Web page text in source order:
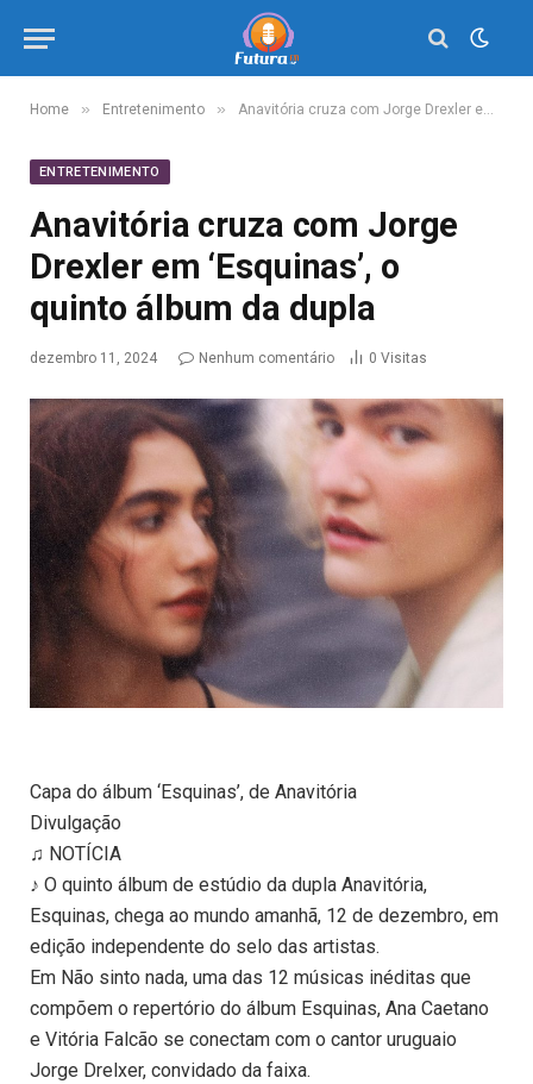
Home » Entretenimento » Anavitória cruza com Jorge Drexler em ‘Esquinas’, o quinto álbum da dupla
ENTRETENIMENTO
Anavitória cruza com Jorge
Drexler em ‘Esquinas’, o
quinto álbum da dupla
dezembro 11, 2024 Nenhum comentário 0 Visitas
Capa do álbum ‘Esquinas’, de Anavitória
Divulgação
♫ NOTÍCIA
♪ O quinto álbum de estúdio da dupla Anavitória,
Esquinas, chega ao mundo amanhã, 12 de dezembro, em
edição independente do selo das artistas.
Em Não sinto nada, uma das 12 músicas inéditas que
compõem o repertório do álbum Esquinas, Ana Caetano
e Vitória Falcão se conectam com o cantor uruguaio
Jorge Drelxer, convidado da faixa.